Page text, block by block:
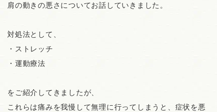
肩の動きの悪さについてお話していきました。
対処法として、
・ストレッチ
・運動療法
をご紹介してきましたが、
これらは痛みを我慢して無理に行ってしまうと、症状を悪